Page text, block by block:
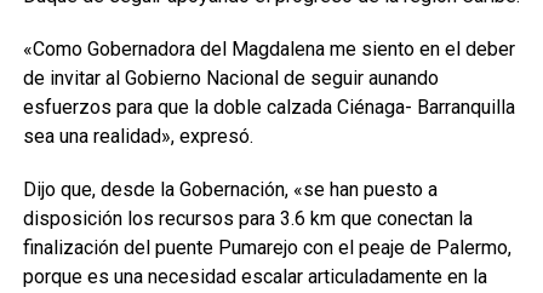
«Como Gobernadora del Magdalena me siento en el deber
de invitar al Gobierno Nacional de seguir aunando
esfuerzos para que la doble calzada Ciénaga- Barranquilla
sea una realidad», expresó.
Dijo que, desde la Gobernación, «se han puesto a
disposición los recursos para 3.6 km que conectan la
finalización del puente Pumarejo con el peaje de Palermo,
porque es una necesidad escalar articuladamente en la